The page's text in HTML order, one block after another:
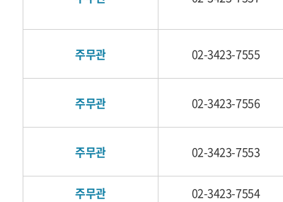
주무관 02-3423-7555
주무관 02-3423-7556
주무관 02-3423-7553
주무관
02-3423-7554